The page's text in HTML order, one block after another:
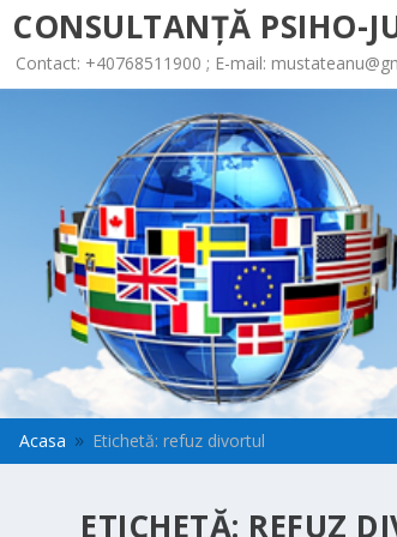
CONSULTANȚĂ PSIHO-
Contact: +40768511900 ; E-mail:
Acasa 9 Etichetă: refuz divortul
ETICHETĂ: REFUZ